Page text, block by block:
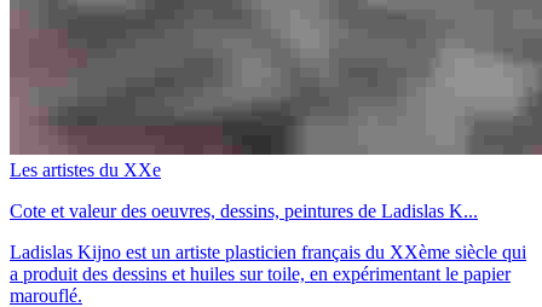
Les artistes du XXe
Cote et valeur des oeuvres, dessins, peintures de Ladislas K...
Ladislas Kijno est un artiste plasticien français du XXème siècle qui
a produit des dessins et huiles sur toile, en expérimentant le papier
marouflé.